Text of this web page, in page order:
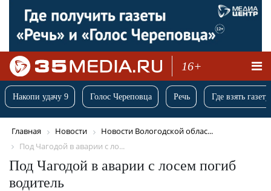
16+
Накопи удачу 9 Голос Череповца Речь Где взять
Главная Новости
Новости Вологодской облас...
Под Чагодой в аварии с ло...
Под Чагодой в аварии с лосем погиб
водитель